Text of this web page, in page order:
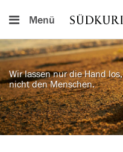
Menü
Wir lassen nur die Hand los,
nicht den Menschen.